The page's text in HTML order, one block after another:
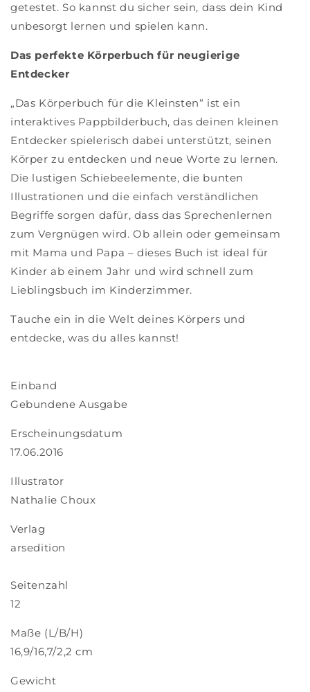
getestet. So kannst du sicher sein, dass dein Kind
unbesorgt lernen und spielen kann.
Das perfekte Körperbuch für neugierige
Entdecker
„Das Körperbuch für die Kleinsten“ ist ein
interaktives Pappbilderbuch, das deinen kleinen
Entdecker spielerisch dabei unterstützt, seinen
Körper zu entdecken und neue Worte zu lernen.
Die lustigen Schiebeelemente, die bunten
Illustrationen und die einfach verständlichen
Begriffe sorgen dafür, dass das Sprechenlernen
zum Vergnügen wird. Ob allein oder gemeinsam
mit Mama und Papa – dieses Buch ist ideal für
Kinder ab einem Jahr und wird schnell zum
Lieblingsbuch im Kinderzimmer.
Tauche ein in die Welt deines Körpers und
entdecke, was du alles kannst!
Einband
Gebundene Ausgabe
Erscheinungsdatum
17.06.2016
Illustrator
Nathalie Choux
Verlag
arsedition
Seitenzahl
12
Maße (L/B/H)
16,9/16,7/2,2 cm
Gewicht